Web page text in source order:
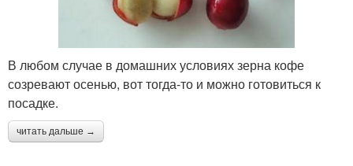
В любом случае в домашних условиях зерна кофе
созревают осенью, вот тогда-то и можно готовиться к
посадке.
читать дальше →